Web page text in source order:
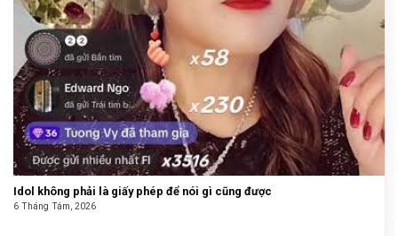
Idol không phải là giấy phép để nói gì cũng được
6 Tháng Tám, 2026